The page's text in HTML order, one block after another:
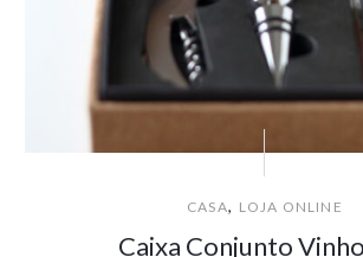
CASA, LOJA ONLINE
Caixa Conjunto